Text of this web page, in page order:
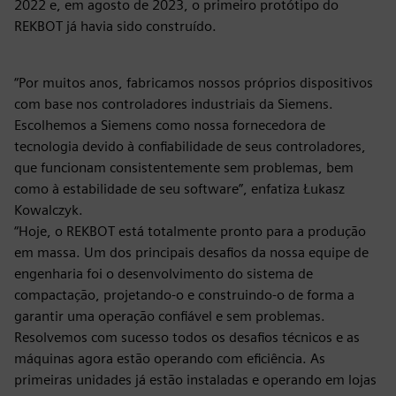
2022 e, em agosto de 2023, o primeiro protótipo do
REKBOT já havia sido construído.
“Por muitos anos, fabricamos nossos próprios dispositivos
com base nos controladores industriais da Siemens.
Escolhemos a Siemens como nossa fornecedora de
tecnologia devido à confiabilidade de seus controladores,
que funcionam consistentemente sem problemas, bem
como à estabilidade de seu software”, enfatiza Łukasz
Kowalczyk.
“Hoje, o REKBOT está totalmente pronto para a produção
em massa. Um dos principais desafios da nossa equipe de
engenharia foi o desenvolvimento do sistema de
compactação, projetando-o e construindo-o de forma a
garantir uma operação confiável e sem problemas.
Resolvemos com sucesso todos os desafios técnicos e as
máquinas agora estão operando com eficiência. As
primeiras unidades já estão instaladas e operando em lojas